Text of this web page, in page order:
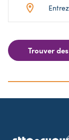
Trouver